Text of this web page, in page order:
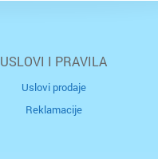
USLOVI I PRAVILA
Uslovi prodaje
Reklamacije